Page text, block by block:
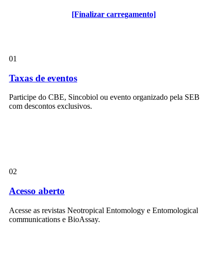
[Finalizar carregamento]
Algumas vantagens para associados
01
Taxas de eventos
Participe do CBE, Sincobiol ou evento organizado pela SEB
com descontos exclusivos.
02
Acesso aberto
Acesse as revistas Neotropical Entomology e Entomological
communications e BioAssay.